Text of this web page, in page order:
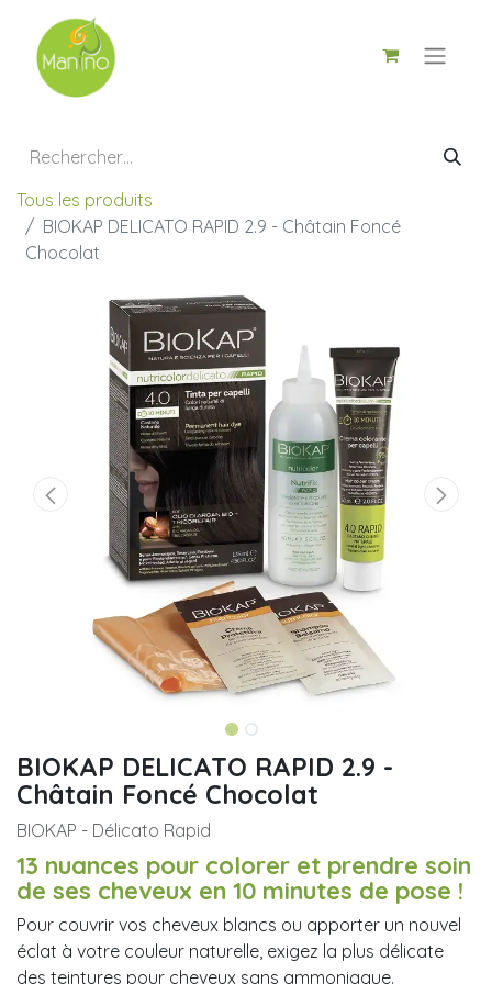
Tous les produits
BIOKAP DELICATO RAPID 2.9 - Châtain Foncé
Chocolat
BIOKAP DELICATO RAPID 2.9 -
Châtain Foncé Chocolat
BIOKAP - Délicato Rapid
13 nuances pour colorer et prendre soin
de ses cheveux en 10 minutes de pose !
Pour couvrir vos cheveux blancs ou apporter un nouvel
éclat à votre couleur naturelle, exigez la ​plus délicate
des teintures pour cheveux sans ammoniaque.